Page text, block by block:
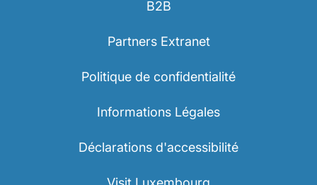
B2B
Partners Extranet
Politique de confidentialité
Informations Légales
Déclarations d'accessibilité